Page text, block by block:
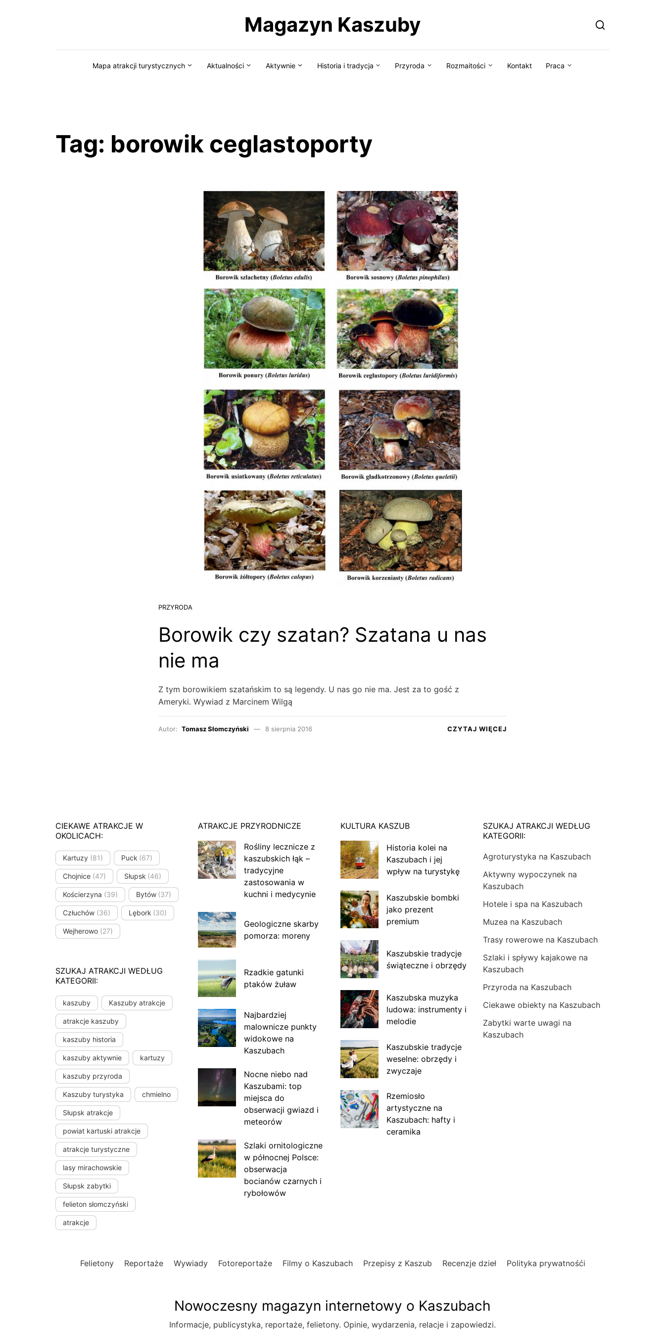
Magazyn Kaszuby
Mapa atrakcji turystycznych Aktualności Aktywnie Historia i tradycja Przyroda Rozmaitości Kontakt Praca
Tag: borowik ceglastoporty
PRZYRODA
Borowik czy szatan? Szatana u nas
nie ma
Z tym borowikiem szatańskim to są legendy. U nas go nie ma. Jest za to gość z
Ameryki. Wywiad z Marcinem Wilgą
Autor: Tomasz Słomczyński 8 sierpnia 2016 CZYTAJ WIĘCEJ
CIEKAWE ATRAKCJE W
OKOLICACH:
Kartuzy (81) Puck (67)
Chojnice (47) Słupsk (46)
Kościerzyna (39) Bytów (37)
Człuchów (36) Lębork (30)
Wejherowo (27)
SZUKAJ ATRAKCJI WEDŁUG
KATEGORII:
kaszuby Kaszuby atrakcje
atrakcje kaszuby
kaszuby historia
kaszuby aktywnie kartuzy
kaszuby przyroda
Kaszuby turystyka chmielno
Słupsk atrakcje
powiat kartuski atrakcje
atrakcje turystyczne
lasy mirachowskie
Słupsk zabytki
felieton słomczyński
atrakcje
ATRAKCJE PRZYRODNICZE
Rośliny lecznicze z
kaszubskich łąk –
tradycyjne
zastosowania w
kuchni i medycynie
Geologiczne skarby
pomorza: moreny
Rzadkie gatunki
ptaków żuław
Najbardziej
malownicze punkty
widokowe na
Kaszubach
Nocne niebo nad
Kaszubami: top
miejsca do
obserwacji gwiazd i
meteorów
Szlaki ornitologiczne
w północnej Polsce:
obserwacja
bocianów czarnych i
rybołowów
KULTURA KASZUB
Historia kolei na
Kaszubach i jej
wpływ na turystykę
Kaszubskie bombki
jako prezent
premium
Kaszubskie tradycje
świąteczne i obrzędy
Kaszubska muzyka
ludowa: instrumenty i
melodie
Kaszubskie tradycje
weselne: obrzędy i
zwyczaje
Rzemiosło
artystyczne na
Kaszubach: hafty i
ceramika
SZUKAJ ATRAKCJI WEDŁUG
KATEGORII:
Agroturystyka na Kaszubach
Aktywny wypoczynek na
Kaszubach
Hotele i spa na Kaszubach
Muzea na Kaszubach
Trasy rowerowe na Kaszubach
Szlaki i spływy kajakowe na
Kaszubach
Przyroda na Kaszubach
Ciekawe obiekty na Kaszubach
Zabytki warte uwagi na
Kaszubach
Felietony Reportaże Wywiady Fotoreportaże Filmy o Kaszubach Przepisy z Kaszub Recenzje dzieł Polityka prywatnośći
Nowoczesny magazyn internetowy o Kaszubach
Informacje, publicystyka, reportaże, felietony. Opinie, wydarzenia, relacje i zapowiedzi.